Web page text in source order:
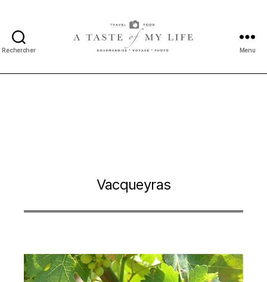
Rechercher
taste
Menu
Vacqueyras